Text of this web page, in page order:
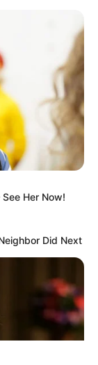
ΧΡΗΣΗΣ
Her Now!
Did Next